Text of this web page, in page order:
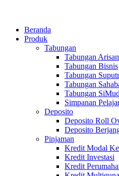
Beranda
Produk
Tabungan
Tabungan
Tabungan Bisnis
Tabungan
Tabungan
Tabungan
Simpanan
Deposito
Deposito Roll
Deposito
Pinjaman
Kredit Modal
Kredit Investasi
Kredit